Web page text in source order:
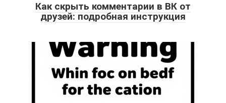
Как скрыть комментарии в ВК от
друзей: подробная инструкция